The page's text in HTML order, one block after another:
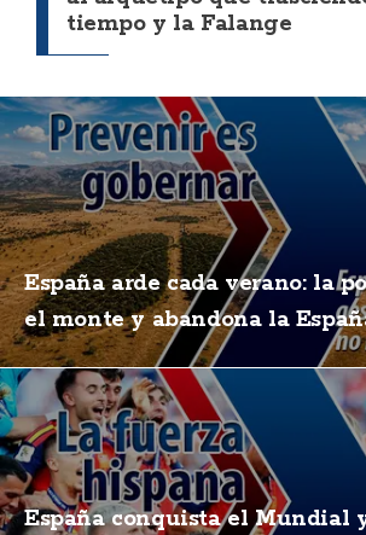
tiempo y la Falange
España arde cada verano: la
el monte y abandona la
España conquista el Mundial